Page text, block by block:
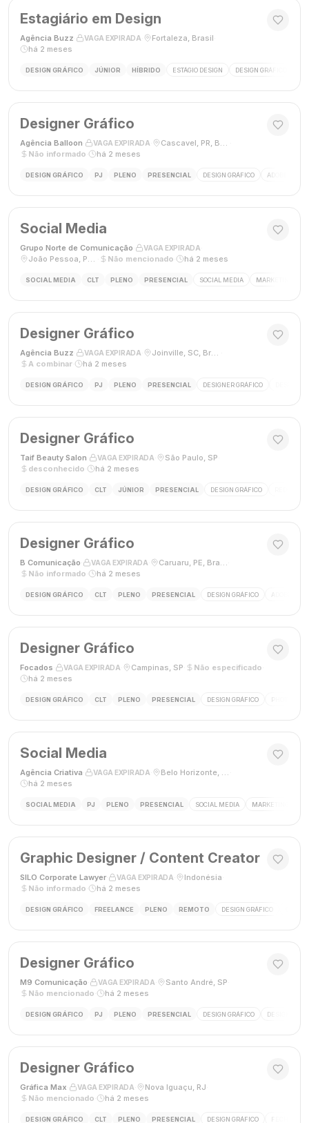
Estagiário em Design
Agência Buzz VAGA EXPIRADA Fortaleza, Brasil
há 2 meses
DESIGN GRÁFICO JÚNIOR HÍBRIDO ESTÁGIO DESIGN DESIGN GRÁFICO
Designer Gráfico
Agência Balloon VAGA EXPIRADA Cascavel, PR, Brasil
Não informado
há 2 meses
DESIGN GRÁFICO PJ PLENO PRESENCIAL DESIGN GRÁFICO ADOBE
Social Media
Grupo Norte de Comunicação VAGA EXPIRADA
João Pessoa, Paraíba, Brasil
Não mencionado há 2 meses
SOCIAL MEDIA CLT PLENO PRESENCIAL SOCIAL MEDIA MARKETING
Designer Gráfico
Agência Buzz VAGA EXPIRADA Joinville, SC, Brasil
A combinar
há 2 meses
DESIGN GRÁFICO PJ PLENO PRESENCIAL DESIGNER GRÁFICO
Designer Gráfico
Taif Beauty Salon VAGA EXPIRADA São Paulo, SP
desconhecido
há 2 meses
DESIGN GRÁFICO CLT JÚNIOR PRESENCIAL DESIGN GRÁFICO
Designer Gráfico
B Comunicação VAGA EXPIRADA Caruaru, PE, Brasil
Não informado
há 2 meses
DESIGN GRÁFICO CLT PLENO PRESENCIAL DESIGN GRÁFICO ADOBE
Designer Gráfico
Focados VAGA EXPIRADA Campinas, SP Não especificado
há 2 meses
DESIGN GRÁFICO CLT PLENO PRESENCIAL DESIGN GRÁFICO PHOTOSHOP
Social Media
Agência Criativa VAGA EXPIRADA Belo Horizonte, Brasil
há 2 meses
SOCIAL MEDIA PJ PLENO PRESENCIAL SOCIAL MEDIA MARKETING
Graphic Designer / Content Creator
SILO Corporate Lawyer VAGA EXPIRADA Indonésia
Não informado
há 2 meses
DESIGN GRÁFICO FREELANCE PLENO REMOTO DESIGN GRÁFICO
Designer Gráfico
M9 Comunicação VAGA EXPIRADA Santo André, SP
Não mencionado
há 2 meses
DESIGN GRÁFICO PJ PLENO PRESENCIAL DESIGN GRÁFICO DESIGNER
Designer Gráfico
Gráfica Max VAGA EXPIRADA Nova Iguaçu, RJ
Não mencionado
há 2 meses
DESIGN GRÁFICO CLT PLENO PRESENCIAL DESIGN GRÁFICO